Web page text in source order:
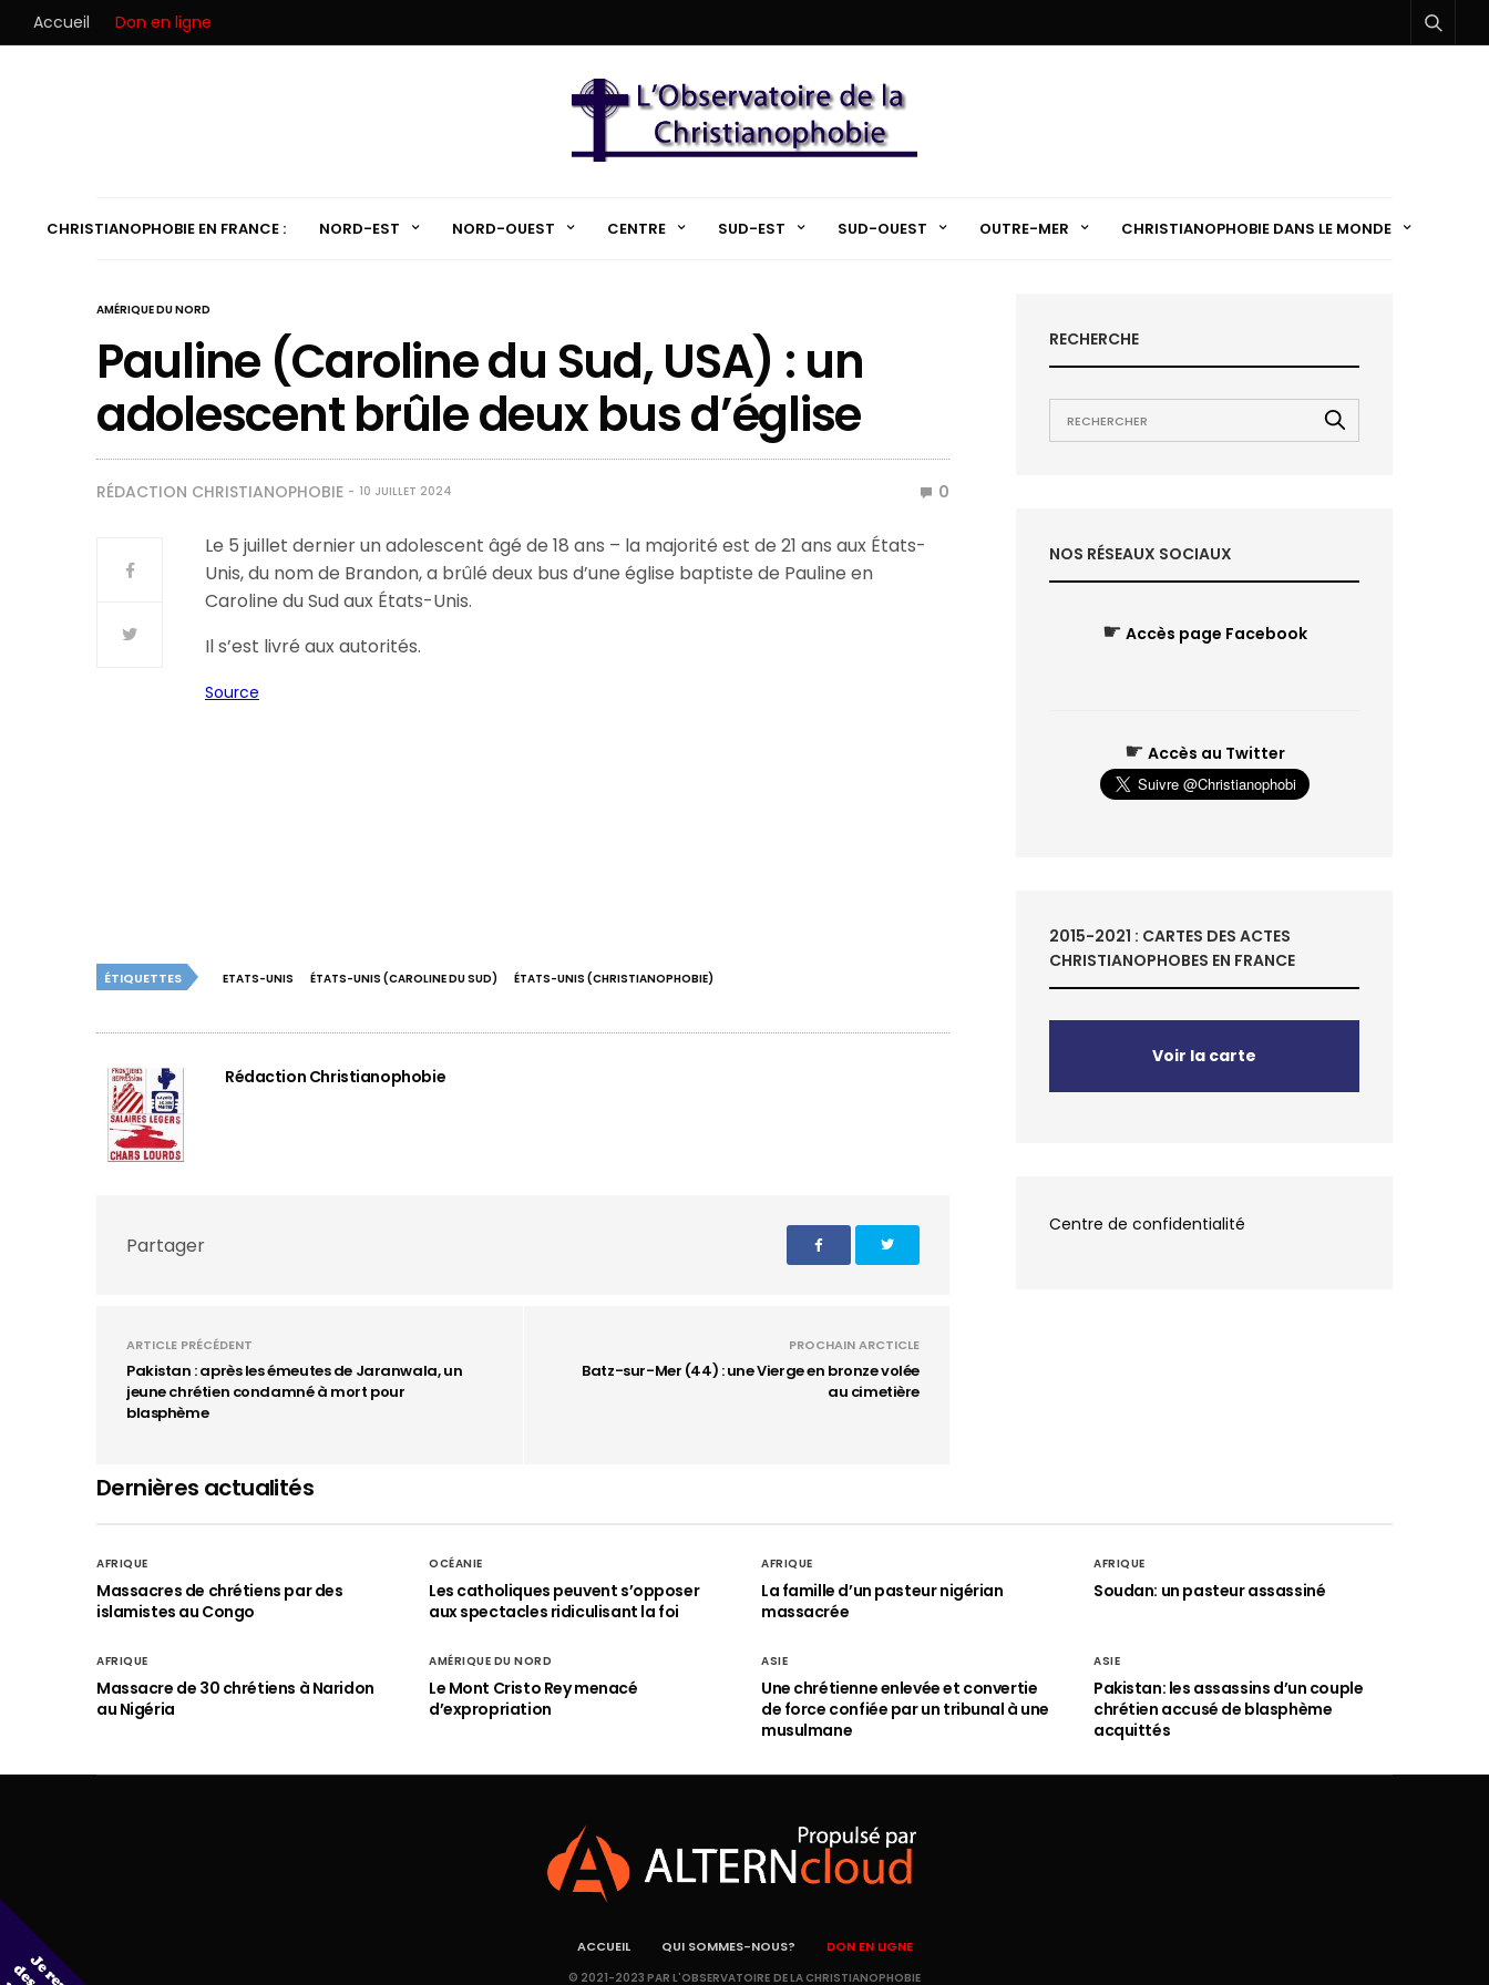
Accueil Don en ligne
CHRISTIANOPHOBIE EN FRANCE : NORD-EST NORD-OUEST CENTRE SUD-EST SUD-OUEST OUTRE-MER CHRISTIANOPHOBIE DANS LE MONDE
AMÉRIQUE DU NORD
Pauline (Caroline du Sud, USA) : un
adolescent brûle deux bus d’église
RÉDACTION CHRISTIANOPHOBIE 10 JUILLET 2024 0
Le 5 juillet dernier un adolescent âgé de 18 ans – la majorité est de 21 ans aux États-
Unis, du nom de Brandon, a brûlé deux bus d’une église baptiste de Pauline en
Caroline du Sud aux États-Unis.
Il s’est livré aux autorités.
Source
ÉTIQUETTES ETATS-UNIS ÉTATS-UNIS (CAROLINE DU SUD) ÉTATS-UNIS (CHRISTIANOPHOBIE)
Rédaction Christianophobie
Partager
ARTICLE PRÉCÉDENT
Pakistan : après les émeutes de Jaranwala, un
jeune chrétien condamné à mort pour
blasphème
PROCHAIN ARCTICLE
Batz-sur-Mer (44) : une Vierge en bronze volée
au cimetière
RECHERCHE
NOS RÉSEAUX SOCIAUX
☛ Accès page Facebook
☛ Accès au Twitter
2015-2021 : CARTES DES ACTES
CHRISTIANOPHOBES EN FRANCE
Voir la carte
Centre de confidentialité
Dernières actualités
AFRIQUE
Massacres de chrétiens par des
islamistes au Congo
OCÉANIE
Les catholiques peuvent s’opposer
aux spectacles ridiculisant la foi
AFRIQUE
La famille d’un pasteur nigérian
massacrée
AFRIQUE
Soudan: un pasteur assassiné
AFRIQUE
Massacre de 30 chrétiens à Naridon
au Nigéria
AMÉRIQUE DU NORD
Le Mont Cristo Rey menacé
d’expropriation
ASIE
Une chrétienne enlevée et convertie
de force confiée par un tribunal à une
musulmane
ASIE
Pakistan: les assassins d’un couple
chrétien accusé de blasphème
acquittés
ACCUEIL QUI SOMMES-NOUS? DON EN LIGNE
© 2021-2023 PAR L'OBSERVATOIRE DE LA CHRISTIANOPHOBIE